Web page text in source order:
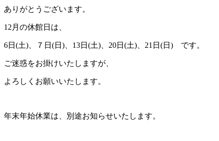
ありがとうございます。
12月の休館日は、
6日(土)、７日(日)、13日(土)、20日(土)、21日(日) です。
ご迷惑をお掛けいたしますが、
よろしくお願いいたします。
年末年始休業は、別途お知らせいたします。